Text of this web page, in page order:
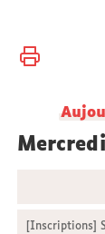
Vous
Accueil
Actualités
[Inscriptions]